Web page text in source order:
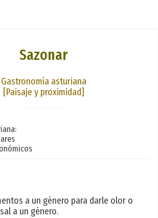
Sazonar
Gastronomía asturiana
[Paisaje y proximidad]
a un género para darle olor o
a un género.